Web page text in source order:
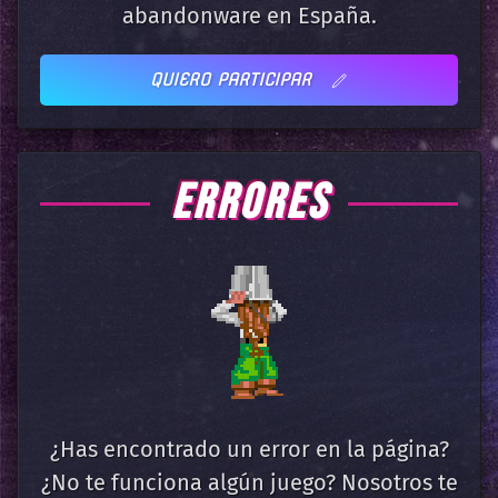
abandonware en España.
QUIERO PARTICIPAR
ERRORES
¿Has encontrado un error en la página?
¿No te funciona algún juego? Nosotros te